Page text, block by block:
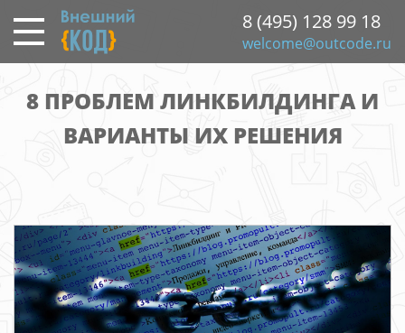
основному
содержанию
8 (495) 128 99 18
welcome@outcode.ru
8 ПРОБЛЕМ ЛИНКБИЛДИНГА И
ВАРИАНТЫ ИХ РЕШЕНИЯ